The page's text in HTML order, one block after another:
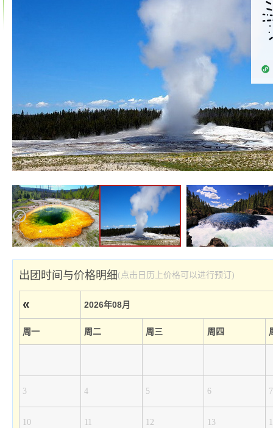
出团时间与价格明细(点击日历上价格可以进行预订)
« 2026年08月
周一 周二 周三 周四
3 4 5 6 7
10 11 12 13